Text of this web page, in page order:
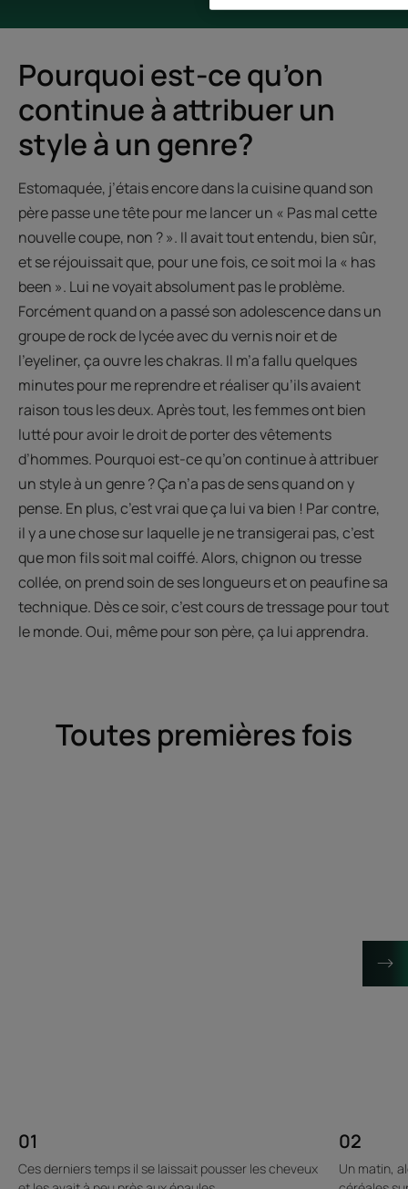
Pourquoi est-ce qu’on
continue à attribuer un
style à un genre?
Estomaquée, j’étais encore dans la cuisine quand son
père passe une tête pour me lancer un « Pas mal cette
nouvelle coupe, non ? ». Il avait tout entendu, bien sûr,
et se réjouissait que, pour une fois, ce soit moi la « has
been ». Lui ne voyait absolument pas le problème.
Forcément quand on a passé son adolescence dans un
groupe de rock de lycée avec du vernis noir et de
l’eyeliner, ça ouvre les chakras. Il m’a fallu quelques
minutes pour me reprendre et réaliser qu’ils avaient
raison tous les deux. Après tout, les femmes ont bien
lutté pour avoir le droit de porter des vêtements
d’hommes. Pourquoi est-ce qu’on continue à attribuer
un style à un genre ? Ça n’a pas de sens quand on y
pense. En plus, c’est vrai que ça lui va bien ! Par contre,
il y a une chose sur laquelle je ne transigerai pas, c’est
que mon fils soit mal coiffé. Alors, chignon ou tresse
collée, on prend soin de ses longueurs et on peaufine sa
technique. Dès ce soir, c’est cours de tressage pour tout
le monde. Oui, même pour son père, ça lui apprendra.
Toutes premières fois
01
Ces derniers temps il se laissait pousser les cheveux
02
Un matin,